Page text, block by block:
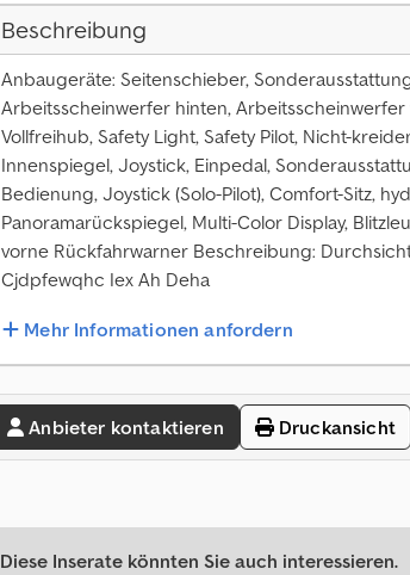
Beschreibung
Anbaugeräte: Seitenschieber,
Arbeitsscheinwerfer hinten, Arbeitsscheinwerfer
Vollfreihub, Safety Light, Safety Pilot, Nicht-
Innenspiegel, Joystick, Einpedal,
Bedienung, Joystick (Solo-Pilot), Comfort-Sitz,
Panoramarückspiegel, Multi-Color Display,
vorne Rückfahrwarner Beschreibung:
Cjdpfewqhc Iex Ah Deha
Mehr Informationen anfordern
Anbieter kontaktieren Druckansicht
Diese Inserate könnten Sie auch interessieren.